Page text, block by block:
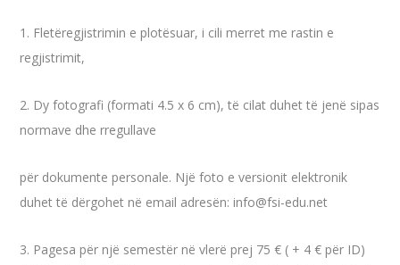
1. Fletëregjistrimin e plotësuar, i cili merret me rastin e
regjistrimit,
2. Dy fotografi (formati 4.5 x 6 cm), të cilat duhet të jenë sipas
normave dhe rregullave
për dokumente personale. Një foto e versionit elektronik
duhet të dërgohet në email adresën: info@fsi-edu.net
3. Pagesa për një semestër në vlerë prej 75 € ( + 4 € për ID)